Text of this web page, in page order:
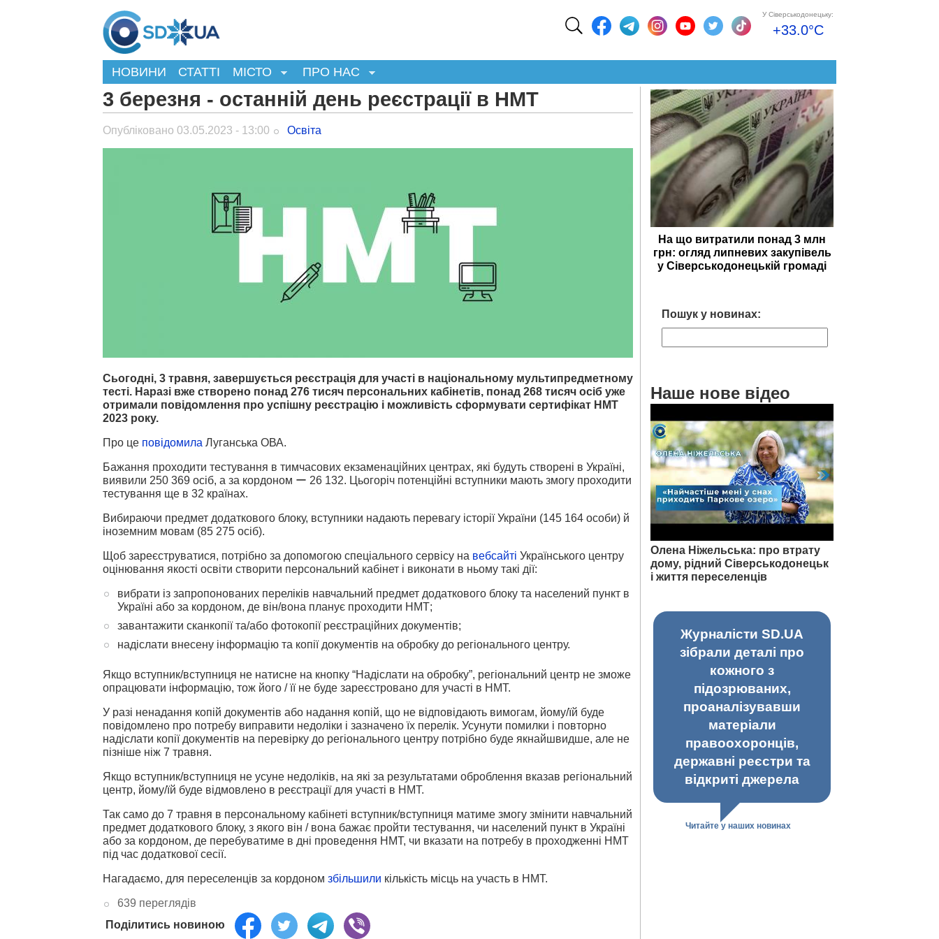
У Сіверськодонецьку:
+33.0°C
НОВИНИ СТАТТІ МІСТО ПРО НАС
3 березня - останній день реєстрації в НМТ
Опубліковано 03.05.2023 - 13:00 Освіта
Сьогодні, 3 травня, завершується реєстрація для участі в національному мультипредметному
тесті. Наразі вже створено понад 276 тисяч персональних кабінетів, понад 268 тисяч осіб уже
отримали повідомлення про успішну реєстрацію і можливість сформувати сертифікат НМТ
2023 року.
Про це повідомила Луганська ОВА.
Бажання проходити тестування в тимчасових екзаменаційних центрах, які будуть створені в Україні,
виявили 250 369 осіб, а за кордоном ー 26 132. Цьогоріч потенційні вступники мають змогу проходити
тестування ще в 32 країнах.
Вибираючи предмет додаткового блоку, вступники надають перевагу історії України (145 164 особи) й
іноземним мовам (85 275 осіб).
Щоб зареєструватися, потрібно за допомогою спеціального сервісу на вебсайті Українського центру
оцінювання якості освіти створити персональний кабінет і виконати в ньому такі дії:
вибрати із запропонованих переліків навчальний предмет додаткового блоку та населений пункт в
Україні або за кордоном, де він/вона планує проходити НМТ;
завантажити сканкопії та/або фотокопії реєстраційних документів;
надіслати внесену інформацію та копії документів на обробку до регіонального центру.
Якщо вступник/вступниця не натисне на кнопку “Надіслати на обробку”, регіональний центр не зможе
опрацювати інформацію, тож його / її не буде зареєстровано для участі в НМТ.
У разі ненадання копій документів або надання копій, що не відповідають вимогам, йому/їй буде
повідомлено про потребу виправити недоліки і зазначено їх перелік. Усунути помилки і повторно
надіслати копії документів на перевірку до регіонального центру потрібно буде якнайшвидше, але не
пізніше ніж 7 травня.
Якщо вступник/вступниця не усуне недоліків, на які за результатами оброблення вказав регіональний
центр, йому/їй буде відмовлено в реєстрації для участі в НМТ.
Так само до 7 травня в персональному кабінеті вступник/вступниця матиме змогу змінити навчальний
предмет додаткового блоку, з якого він / вона бажає пройти тестування, чи населений пункт в Україні
або за кордоном, де перебуватиме в дні проведення НМТ, чи вказати на потребу в проходженні НМТ
під час додаткової сесії.
Нагадаємо, для переселенців за кордоном збільшили кількість місць на участь в НМТ.
639 переглядів
Поділитись новиною
На що витратили понад 3 млн
грн: огляд липневих закупівель
у Сіверськодонецькій громаді
Пошук у новинах:
Наше нове відео
Олена Ніжельська: про втрату
дому, рідний Сіверськодонецьк
і життя переселенців
Журналісти SD.UA
зібрали деталі про
кожного з
підозрюваних,
проаналізувавши
матеріали
правоохоронців,
державні реєстри та
відкриті джерела
Читайте у наших новинах